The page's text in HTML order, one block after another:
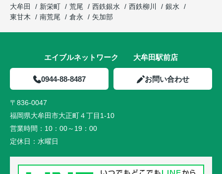
大牟田
新栄町 荒尾 西鉄銀水 西鉄柳川
銀水
東甘木
南荒尾 倉永 矢加部
エイブルネットワーク 大牟田駅前店
0944-88-8487 お問い合わせ
〒836-0047
福岡県大牟田市大正町４丁目1-10
営業時間： 10：00～19：00
定休日： 水曜日